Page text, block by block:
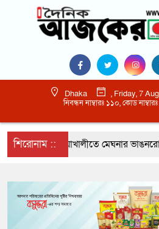
Dhaka
, Friday, 7
নিবন্ধন নাম্বারঃ ১১০, কোড
শিরোনাম ::নোয়াখালীতে মেঘনার ভাঙনরোধে